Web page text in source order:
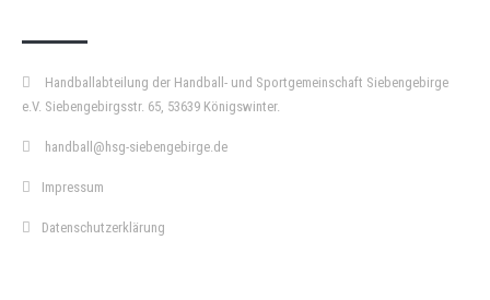
Handballabteilung der Handball- und Sportgemeinschaft Siebengebirge
e.V. Siebengebirgsstr. 65, 53639 Königswinter.
handball@hsg-siebengebirge.de
Impressum
Datenschutzerklärung